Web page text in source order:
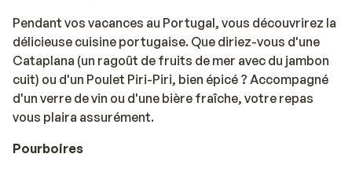
Pendant vos vacances au Portugal, vous découvrirez la
délicieuse cuisine portugaise. Que diriez-vous d'une
Cataplana (un ragoût de fruits de mer avec du jambon
cuit) ou d'un Poulet Piri-Piri, bien épicé ? Accompagné
d'un verre de vin ou d'une bière fraîche, votre repas
vous plaira assurément.
Pourboires